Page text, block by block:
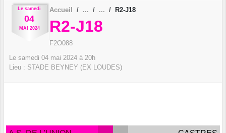
Le samedi
04
MAI 2024
Accueil R2-J18
R2-J18
F2O088
Le samedi 04 mai 2024 à 20h
Lieu : STADE BEYNEY (EX LOUDES)